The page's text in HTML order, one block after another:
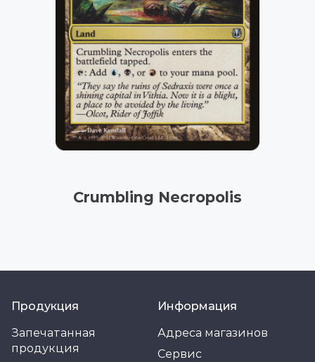
Crumbling Necropolis
Продукция
Запечатанная
продукция
Информация
Адреса магазинов
Сервис